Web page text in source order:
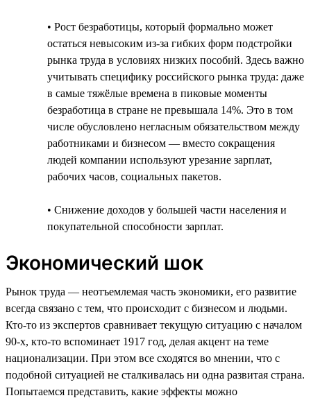
• Рост безработицы, который формально может
остаться невысоким из-за гибких форм подстройки
рынка труда в условиях низких пособий. Здесь важно
учитывать специфику российского рынка труда: даже
в самые тяжёлые времена в пиковые моменты
безработица в стране не превышала 14%. Это в том
числе обусловлено негласным обязательством между
работниками и бизнесом — вместо сокращения
людей компании используют урезание зарплат,
рабочих часов, социальных пакетов.
• Снижение доходов у большей части населения и
покупательной способности зарплат.
Экономический шок
Рынок труда — неотъемлемая часть экономики, его развитие
всегда связано с тем, что происходит с бизнесом и людьми.
Кто-то из экспертов сравнивает текущую ситуацию с началом
90-х, кто-то вспоминает 1917 год, делая акцент на теме
национализации. При этом все сходятся во мнении, что с
подобной ситуацией не сталкивалась ни одна развитая страна.
Попытаемся представить, какие эффекты можно